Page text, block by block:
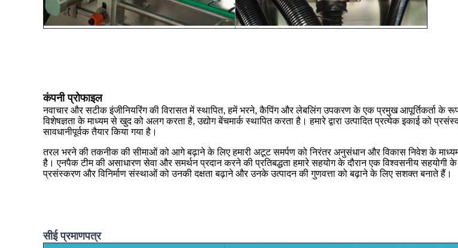
कंपनी प्रोफाइल
नवाचार और सटीक इंजीनियरिंग की विरासत में स्थापित, हमें भरने, कैपिंग और लेबलिंग उपकरण के एक प्रमुख आपूर्तिकर्ता के रूप
विशेषज्ञता के माध्यम से खुद को अलग करता है, उद्योग बेंचमार्क स्थापित करता है। हमारे द्वारा उत्पादित प्रत्येक इकाई
सावधानीपूर्वक तैयार किया गया है।
तरल भरने की तकनीक की सीमाओं को आगे बढ़ाने के लिए हमारी अटूट समर्पण को निरंतर अनुसंधान और विकास निवेश के
है। एनपैक टीम की असाधारण सेवा और समर्थन प्रदान करने की प्रतिबद्धता हमारे सहयोग के दौरान एक विश्वसनीय
प्रसंस्करण और विनिर्माण संस्थाओं को उनकी दक्षता बढ़ाने और उनके उत्पादन की गुणवत्ता को बढ़ाने के लिए सशक्त बनाते हैं।
सीई प्रमाणपत्र